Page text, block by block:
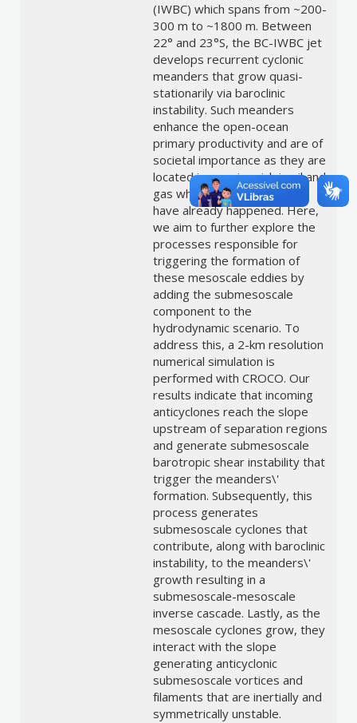
(IWBC) which spans from ~200-
300 m to ~1800 m. Between
22° and 23°S, the BC-IWBC jet
develops recurrent cyclonic
meanders that grow quasi-
stationarily via baroclinic
instability. Such meanders
enhance the open-ocean
primary productivity and are of
societal importance as they are
located in a region rich in oil and
gas where oil-spill accidents
have already happened. Here,
we aim to further explore the
processes responsible for
triggering the formation of
these mesoscale eddies by
adding the submesoscale
component to the
hydrodynamic scenario. To
address this, a 2-km resolution
numerical simulation is
performed with CROCO. Our
results indicate that incoming
anticyclones reach the slope
upstream of separation regions
and generate submesoscale
barotropic shear instability that
trigger the meanders\'
formation. Subsequently, this
process generates
submesoscale cyclones that
contribute, along with baroclinic
instability, to the meanders\'
growth resulting in a
submesoscale-mesoscale
inverse cascade. Lastly, as the
mesoscale cyclones grow, they
interact with the slope
generating anticyclonic
submesoscale vortices and
filaments that are inertially and
symmetrically unstable.